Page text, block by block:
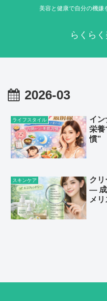
美容と健康で自分の機嫌
らくら
2026-03
ライフスタイル
イン
栄養
慣”
スキンケア
クリ
— 成
メリ